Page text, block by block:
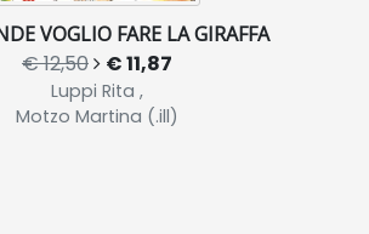
VOGLIO FARE LA GIRAFFA
€ 12,50 € 11,87
Luppi Rita ,
Motzo Martina (.ill)